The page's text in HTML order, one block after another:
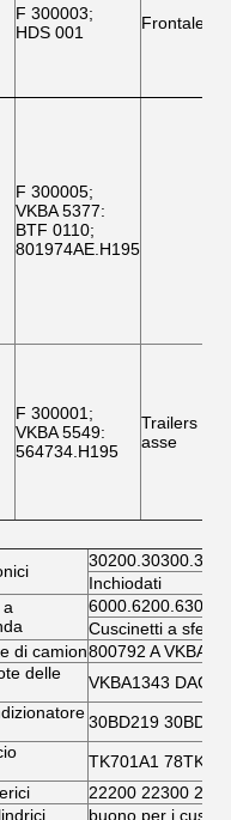
F 300003;
HDS 001
Frontale
F 300005;
VKBA 5377:
BTF 0110;
801974AE.H195
F 300001 ;
VKBA 5549:
564734.H195
Trailers
asse
Inchiodati
Cuscinetti a sfera
di camion800792 A VKBA
delle
VKBA1343
30BD219 30BD40
TK701A1
22200 22300
buono per i